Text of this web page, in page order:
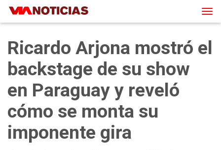
Ricardo Arjona mostró el
backstage de su show
en Paraguay y reveló
cómo se monta su
imponente gira